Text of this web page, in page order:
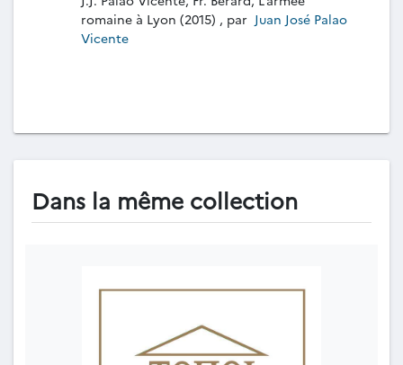
romaine à Lyon (2015) , par Juan José Palao
Vicente
Dans la même collection